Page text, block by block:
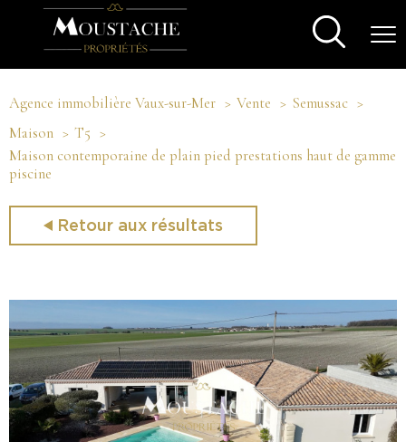
Agence immobilière Vaux-sur-Mer Vente
Semussac
Maison
T5
Maison contemporaine de plain pied prestations haut de gamme
piscine
Retour aux résultats